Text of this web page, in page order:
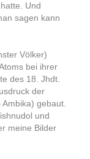
Und
sagen kann
Völker)
bei ihrer
des 18. Jhdt.
der
gebaut.
und
meine Bilder